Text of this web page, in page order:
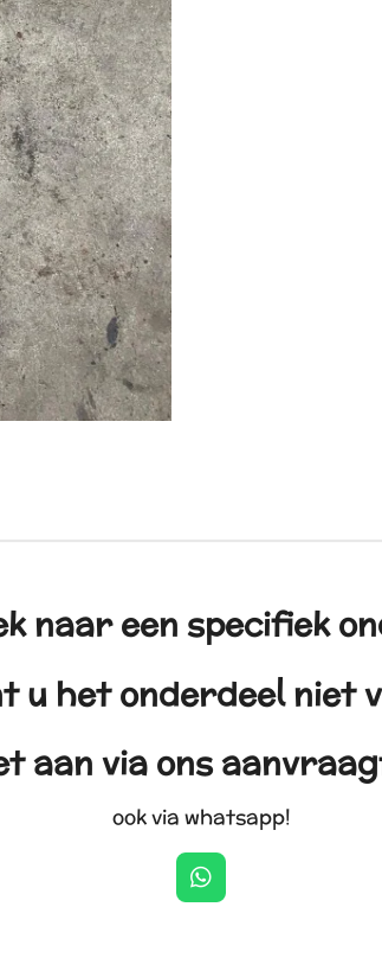
naar een specifiek
u het onderdeel niet
aan via ons
ook via whatsapp!
W
h